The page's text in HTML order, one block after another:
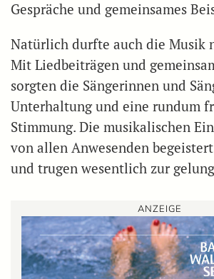
Gespräche und gemeinsames
Natürlich durfte auch die Musik
Mit Liedbeiträgen und
sorgten die Sängerinnen und
Unterhaltung und eine rundum
Stimmung. Die musikalischen
von allen Anwesenden
und trugen wesentlich zur
ANZEIGE